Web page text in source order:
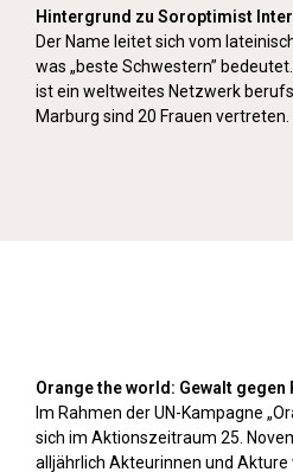
Hintergrund zu Soroptimist
Der Name leitet sich vom
was „beste Schwestern”
ist ein weltweites Netzwerk
Marburg sind 20 Frauen vertreten.
Orange the world: Gewalt gegen
Im Rahmen der UN-Kampagne
sich im Aktionszeitraum 25.
alljährlich Akteurinnen und